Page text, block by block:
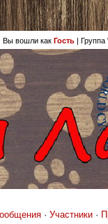
Вы вошли как Гость | Группа
· Участники ·